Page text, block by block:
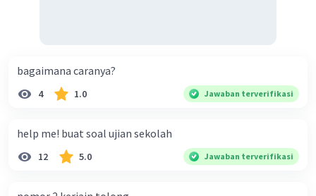
bagaimana caranya?
4 1.0 Jawaban terverifikasi
help me! buat soal ujian sekolah
12 5.0 Jawaban terverifikasi